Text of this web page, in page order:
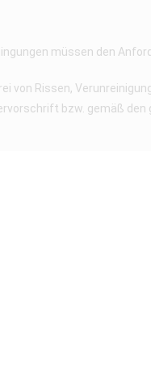
müssen den
von Rissen,
bzw. gemäß